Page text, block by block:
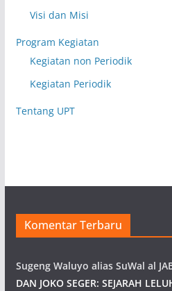
Visi dan Misi
Program Kegiatan
Kegiatan non Periodik
Kegiatan Periodik
Tentang UPT
Komentar Terbaru
Sugeng Waluyo alias SuWal al
DAN JOKO SEGER: SEJARAH